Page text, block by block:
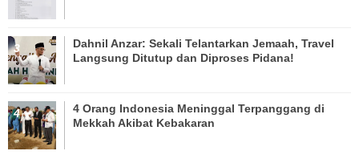
Dahnil Anzar: Sekali Telantarkan Jemaah, Travel
Langsung Ditutup dan Diproses Pidana!
4 Orang Indonesia Meninggal Terpanggang di
Mekkah Akibat Kebakaran